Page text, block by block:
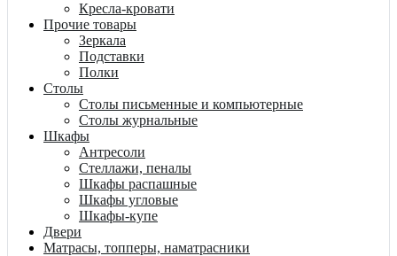
Кресла-кровати
Прочие товары
Зеркала
Подставки
Полки
Столы
Столы письменные и компьютерные
Столы журнальные
Шкафы
Антресоли
Стеллажи, пеналы
Шкафы распашные
Шкафы угловые
Шкафы-купе
Двери
Матрасы, топперы, наматрасники